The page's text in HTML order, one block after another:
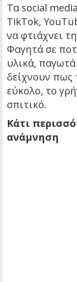
Τα social
TikTok,
να φτιάχνει
Φαγητά σε
υλικά,
δείχνουν πως
εύκολο, το
σπιτικό.
Κάτι
ανάμνηση